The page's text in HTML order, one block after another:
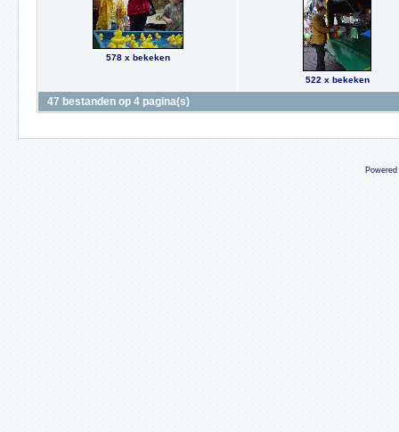
578 x bekeken
522 x bekeken
47 bestanden op 4 pagina(s)